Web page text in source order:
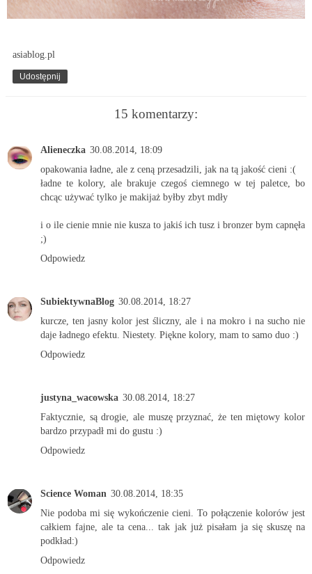
asiablog.pl
Udostępnij
15 komentarzy:
Alieneczka 30.08.2014, 18:09
opakowania ładne, ale z ceną przesadzili, jak na tą jakość cieni :(
ładne te kolory, ale brakuje czegoś ciemnego w tej paletce, bo
chcąc używać tylko je makijaż byłby zbyt mdły
i o ile cienie mnie nie kusza to jakiś ich tusz i bronzer bym capnęła
;)
Odpowiedz
SubiektywnaBlog 30.08.2014, 18:27
kurcze, ten jasny kolor jest śliczny, ale i na mokro i na sucho nie
daje ładnego efektu. Niestety. Piękne kolory, mam to samo duo :)
Odpowiedz
justyna_wacowska 30.08.2014, 18:27
Faktycznie, są drogie, ale muszę przyznać, że ten miętowy kolor
bardzo przypadł mi do gustu :)
Odpowiedz
Science Woman 30.08.2014, 18:35
Nie podoba mi się wykończenie cieni. To połączenie kolorów jest
całkiem fajne, ale ta cena... tak jak już pisałam ja się skuszę na
podkład:)
Odpowiedz